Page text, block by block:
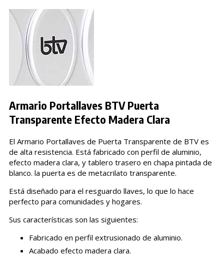
Armario Portallaves BTV Puerta
Transparente Efecto Madera Clara
El Armario Portallaves de Puerta Transparente de BTV es
de alta resistencia. Está fabricado con perfil de aluminio,
efecto madera clara, y tablero trasero en chapa pintada de
blanco. la puerta es de metacrilato transparente.
Está diseñado para el resguardo llaves, lo que lo hace
perfecto para comunidades y hogares.
Sus características son las siguientes:
Fabricado en perfil extrusionado de aluminio.
Acabado efecto madera clara.